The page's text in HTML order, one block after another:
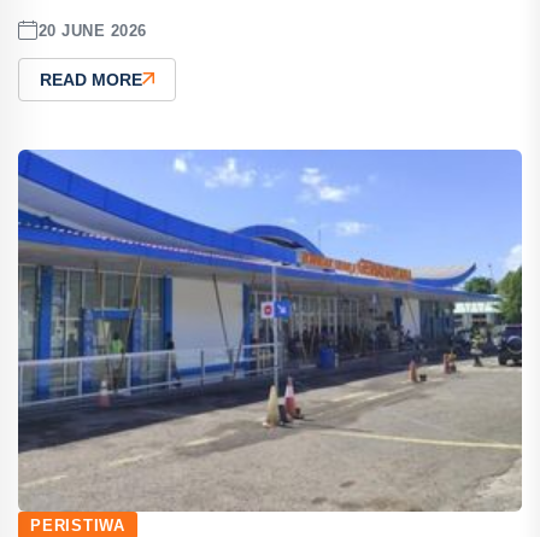
20 JUNE 2026
READ MORE
PERISTIWA